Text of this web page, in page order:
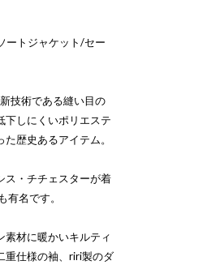
ートジャケット/セー
技術である縫い目の
下しにくいポリエステ
歴史あるアイテム。
ス・チチェスターが着
名です。
素材に暖かいキルティ
重仕様の袖、riri製のダ